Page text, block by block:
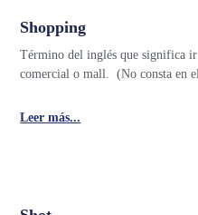
Shopping
Término del inglés que significa
comercial o mall. (No consta en
Leer más...